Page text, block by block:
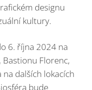
designu
kultury.
6. října 2024 na
Bastionu Florenc,
dalších lokacích
bude